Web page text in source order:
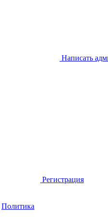
Написать
Регистрация
Политика